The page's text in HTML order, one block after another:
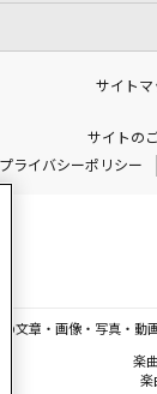
サイトマ
サイトの
プライバシーポリシー
文章・画像・写真・
楽
楽